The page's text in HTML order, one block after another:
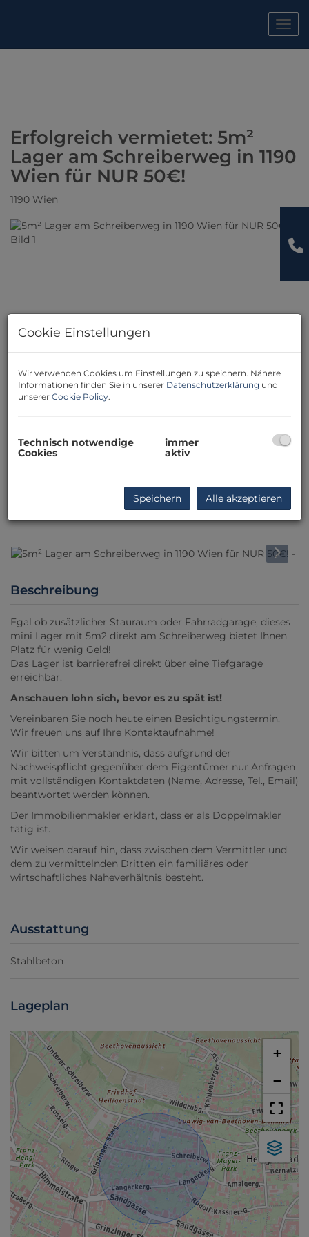
Erfolgreich vermietet: 5m²
Lager am Schreiberweg in 1190
Wien für NUR 50€!
1190 Wien
Beschreibung
Egal ob zusätzlicher Stauraum oder Fahrradgarage, dieses
mini Lager mit 5m2 direkt am Schreiberweg bietet Ihnen
Platz für wenig Geld!
Das Lager ist barrierefrei direkt über eine Tiefgarage
erreichbar.
Anschauen lohn sich, bevor es zu spät ist!
Vereinbaren Sie noch heute einen Besichtigungstermin.
Wir freuen uns auf Ihre Kontaktaufnahme!
Wir bitten um Verständnis, dass aufgrund der
Nachweispflicht gegenüber dem Eigentümer nur Anfragen
mit vollständigen Kontaktdaten (Name, Adresse, Tel., Email)
beantwortet werden können.
Der Immobilienmakler erklärt, dass er als Doppelmakler
tätig ist.
Wir weisen darauf hin, dass zwischen dem Vermittler und
dem zu vermittelnden Dritten ein familiäres oder
wirtschaftliches Naheverhältnis besteht.
Ausstattung
Stahlbeton
Lageplan
+
−
Cookie Einstellungen
Wir verwenden Cookies um Einstellungen zu speichern. Nähere
Informationen finden Sie in unserer Datenschutzerklärung und
unserer Cookie Policy.
Technisch notwendige
Cookies
immer
aktiv
Speichern Alle akzeptieren